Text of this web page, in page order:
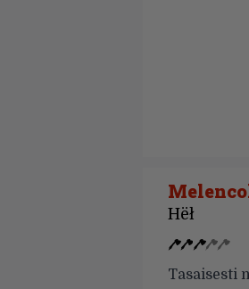
Hëł
Tasaisesti